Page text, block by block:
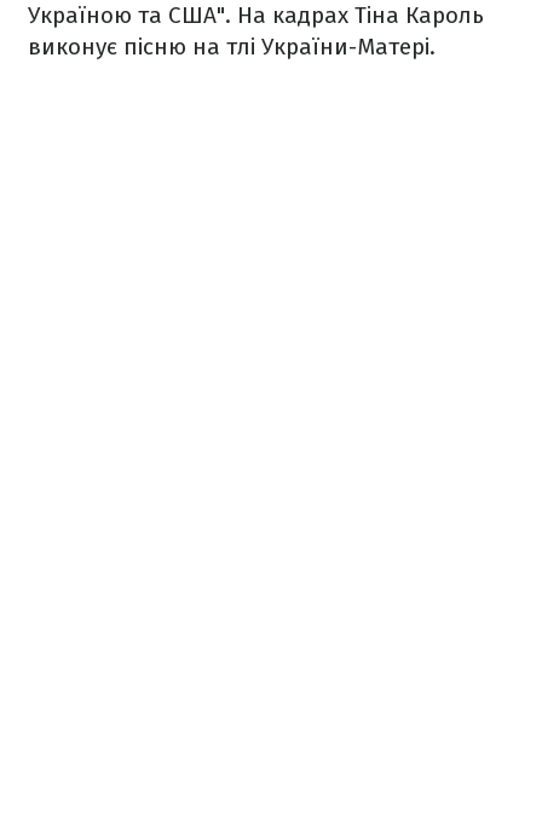
Україною та США". На кадрах Тіна Кароль
виконує пісню на тлі України-Матері.